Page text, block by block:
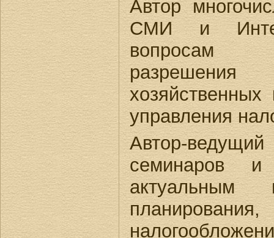
Автор
СМИ и
вопросам
управления
Автор-
семинаров и
актуальным
планирования,